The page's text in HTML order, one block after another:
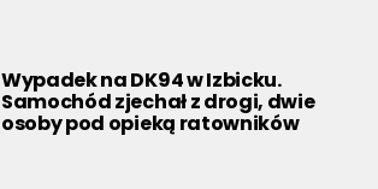
Wypadek na DK94 w Izbicku.
Samochód zjechał z drogi, dwie
osoby pod opieką ratowników